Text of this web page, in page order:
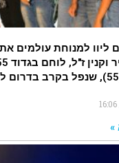
ליוו למנוחת עולמים
16:06
»